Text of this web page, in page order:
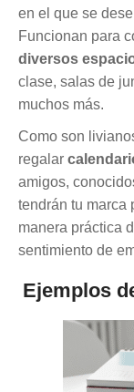
en el que se
Funcionan para
diversos
clase, salas de
muchos más.
Como son
regalar
amigos,
tendrán tu marca
manera práctica
sentimiento de
Ejemplos